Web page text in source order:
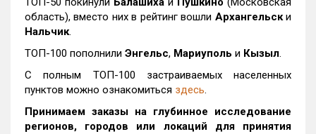
область), вместо них в рейтинг вошли Архангельски
Нальчик.
ТОП-100 пополнили Энгельс, Мариуполь и Кызыл.
С полным ТОП-100 застраиваемых населенных
пунктов можно ознакомиться здесь.
Принимаем заказы на глубинное исследование
регионов, городов или локаций для принятия